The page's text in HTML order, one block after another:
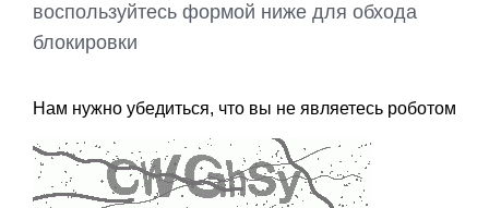
воспользуйтесь формой ниже для обхода
блокировки
Нам нужно убедиться, что вы не являетесь роботом